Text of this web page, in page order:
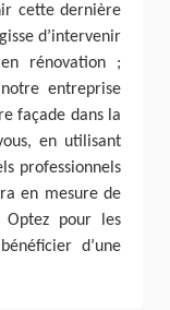
cette dernière
d’intervenir
rénovation ;
entreprise
façade dans la
en utilisant
professionnels
en mesure de
pour les
d’une